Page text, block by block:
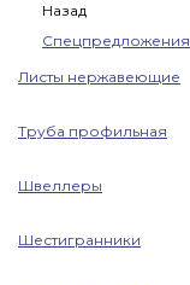
Назад
Спецпредложения
Листы нержавеющие
Труба профильная
Швеллеры
Шестигранники